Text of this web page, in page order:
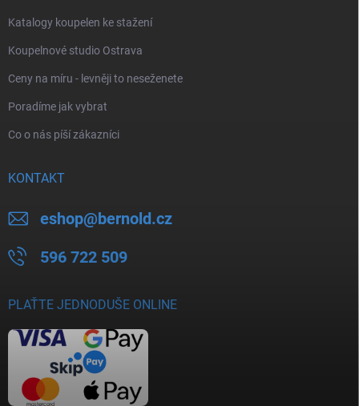
Katalogy koupelen ke stažení
Koupelnové studio Ostrava
Ceny na míru - levněji to neseženete
Poradíme jak vybrat
Co o nás píší zákazníci
KONTAKT
eshop@bernold.cz
596 722 509
PLAŤTE JEDNODUŠE ONLINE